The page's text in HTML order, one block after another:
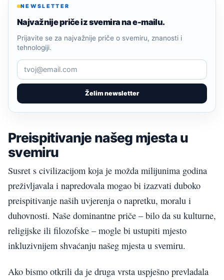
NEWSLETTER
Najvažnije priče iz svemira na e-mailu.
Želim newsletter
Prijavite se za najvažnije priče o svemiru, znanosti i
tehnologiji.
Preispitivanje našeg mjesta u
svemiru
Susret s civilizacijom koja je možda milijunima godina
preživljavala i napredovala mogao bi izazvati duboko
preispitivanje naših uvjerenja o napretku, moralu i
duhovnosti. Naše dominantne priče – bilo da su kulturne,
religijske ili filozofske – mogle bi ustupiti mjesto
inkluzivnijem shvaćanju našeg mjesta u svemiru.
Ako bismo otkrili da je druga vrsta uspješno prevladala